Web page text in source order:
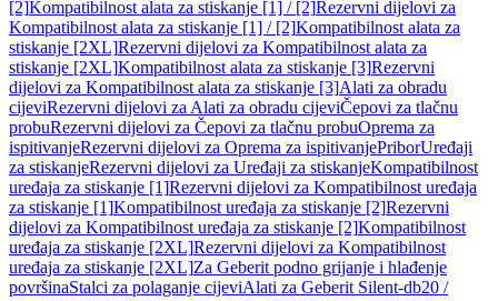
[2]Kompatibilnost alata za stiskanje [1] / [2]Rezervni dijelovi za
Kompatibilnost alata za stiskanje [1] / [2]Kompatibilnost alata za
stiskanje [2XL]Rezervni dijelovi za Kompatibilnost alata za
stiskanje [2XL]Kompatibilnost alata za stiskanje [3]Rezervni
dijelovi za Kompatibilnost alata za stiskanje [3]Alati za obradu
cijeviRezervni dijelovi za Alati za obradu cijeviČepovi za tlačnu
probuRezervni dijelovi za Čepovi za tlačnu probuOprema za
ispitivanjeRezervni dijelovi za Oprema za ispitivanjePriborUređaji
za stiskanjeRezervni dijelovi za Uređaji za stiskanjeKompatibilnost
uređaja za stiskanje [1]Rezervni dijelovi za Kompatibilnost uređaja
za stiskanje [1]Kompatibilnost uređaja za stiskanje [2]Rezervni
dijelovi za Kompatibilnost uređaja za stiskanje [2]Kompatibilnost
uređaja za stiskanje [2XL]Rezervni dijelovi za Kompatibilnost
uređaja za stiskanje [2XL]Za Geberit podno grijanje i hlađenje
površinaStalci za polaganje cijeviAlati za Geberit Silent-db20 /